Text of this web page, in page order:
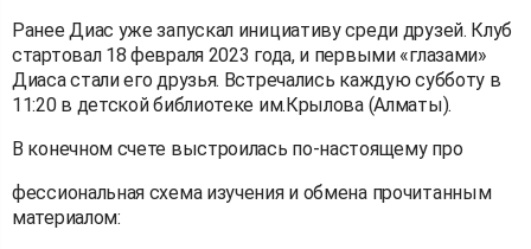
Ранее Диас уже запускал инициативу среди друзей. Клуб
стартовал 18 февраля 2023 года, и первыми «глазами»
Диаса стали его друзья. Встречались каждую субботу в
11:20 в детской библиотеке им.Крылова (Алматы).
В конечном счете выстроилась по-настоящему про
фессиональная схема изучения и обмена прочитанным
материалом: